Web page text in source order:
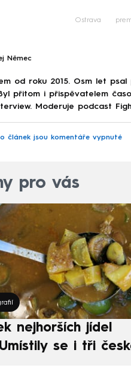
Ostrava
Němec
od roku 2015. Osm let
přitom i přispěvatelem
Moderuje podcast
článek jsou komentáře vypnuté
pro vás
nejhorších jídel
se i tři